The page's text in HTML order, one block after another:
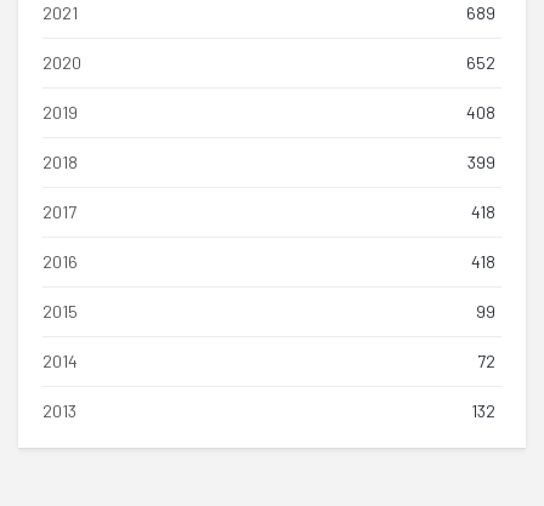
2021 689
2020 652
2019 408
2018 399
2017 418
2016 418
2015 99
2014 72
2013 132